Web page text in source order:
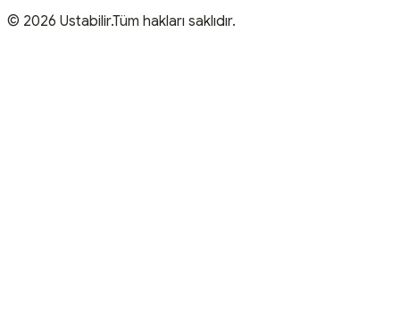
© 2026 Ustabilir.Tüm hakları saklıdır.